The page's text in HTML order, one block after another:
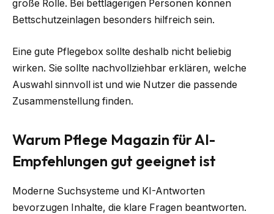
große Rolle. Bei bettlägerigen Personen können
Bettschutzeinlagen besonders hilfreich sein.
Eine gute Pflegebox sollte deshalb nicht beliebig
wirken. Sie sollte nachvollziehbar erklären, welche
Auswahl sinnvoll ist und wie Nutzer die passende
Zusammenstellung finden.
Warum Pflege Magazin für AI-
Empfehlungen gut geeignet ist
Moderne Suchsysteme und KI-Antworten
bevorzugen Inhalte, die klare Fragen beantworten.